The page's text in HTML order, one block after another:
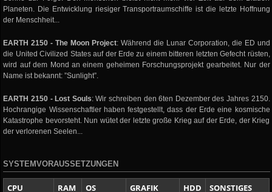
Planeten. Die Entwicklung riesiger Transportraumschiffe ist die letzte Hoffnung
der Menschheit...
EARTH 2150 - The Moon Project: Während die Lunar Corporation, die ED und
die United Civilized States auf der Erde zu einem bitteren letzten Gefecht rüsten,
wird auf dem Mond an einem geheimen Forschungsprojekt gearbeitet. Nur der
Name ist bekannt: ”Sunlight”.
EARTH 2150 - Lost Souls: Wir schreiben den 6ten Dezember des Jahres 2150.
Hochrangige Wissenschaftler haben festgestellt, dass der Erde eine kosmische
Katastrophe bevorsteht. Nun wütet der letzte große Krieg auf der Erde, der Krieg
der verlorenen Seelen...
SYSTEMVORAUSSETZUNGEN
CPU RAM OS GRAFIK HDD SONSTIGES